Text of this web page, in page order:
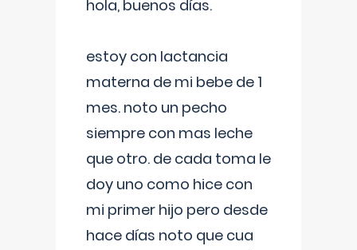
hola, buenos días.
estoy con lactancia
materna de mi bebe de 1
mes. noto un pecho
siempre con mas leche
que otro. de cada toma le
doy uno como hice con
mi primer hijo pero desde
hace días noto que cua